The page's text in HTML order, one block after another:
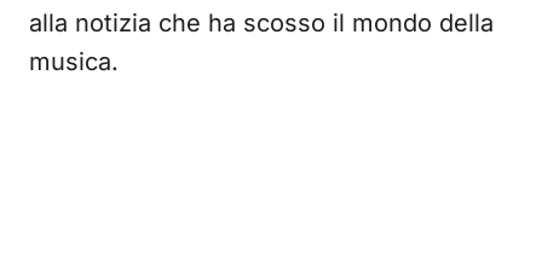
alla notizia che ha scosso il mondo della
musica.